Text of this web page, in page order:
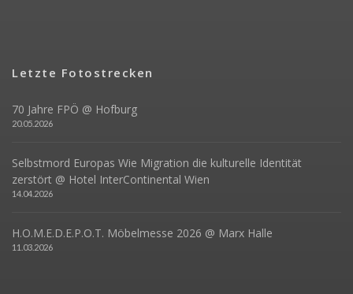
Letzte Fotostrecken
70 Jahre FPÖ @ Hofburg
20.05.2026
Selbstmord Europas Wie Migration die kulturelle Identität
zerstört @ Hotel InterContinental Wien
14.04.2026
H.O.M.E.D.E.P.O.T. Möbelmesse 2026 @ Marx Halle
11.03.2026